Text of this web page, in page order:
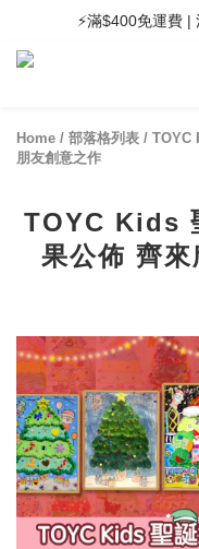
⚡滿$400免運費
⚡滿$400免運費
🧸Kids兒童專區
Home / 部落格列表 / TOYC
朋友創意之作
TOYC Kids
果公佈 齊